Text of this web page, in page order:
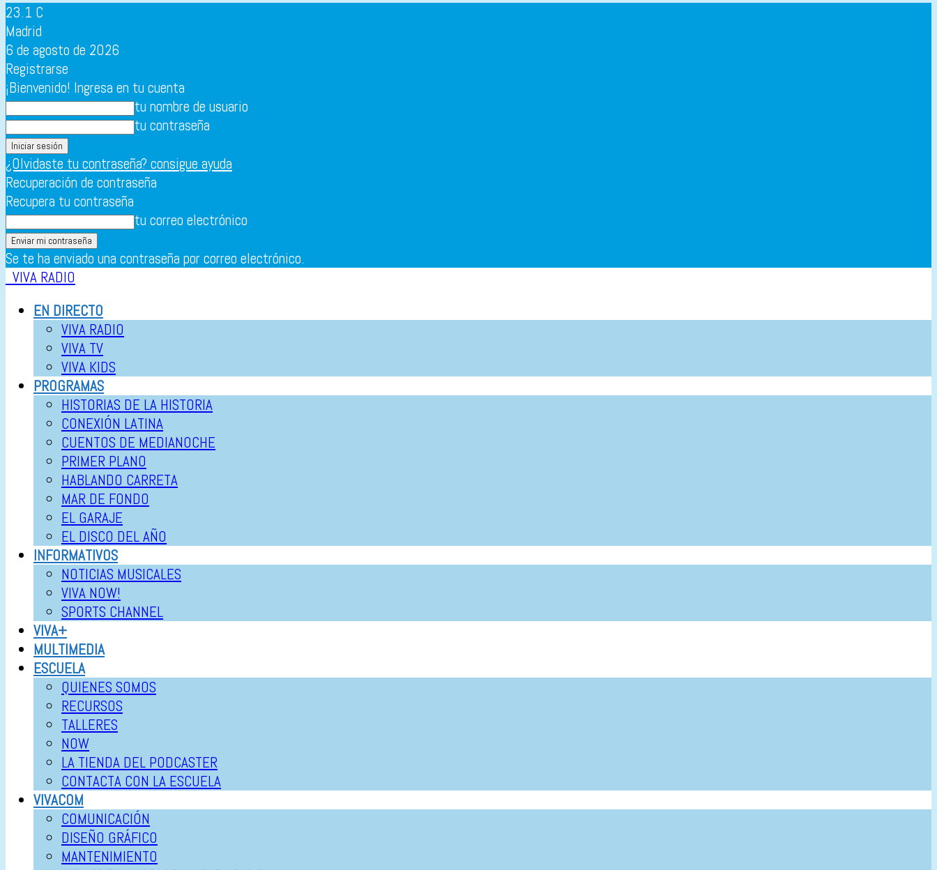
23.1 C
Madrid
6 de agosto de 2026
Registrarse
¡Bienvenido! Ingresa en tu cuenta
tu nombre de usuario
tu contraseña
¿Olvidaste tu contraseña? consigue ayuda
Recuperación de contraseña
Recupera tu contraseña
tu correo electrónico
Se te ha enviado una contraseña por correo electrónico.
VIVA RADIO
EN DIRECTO
VIVA RADIO
VIVA TV
VIVA KIDS
PROGRAMAS
HISTORIAS DE LA HISTORIA
CONEXIÓN LATINA
CUENTOS DE MEDIANOCHE
PRIMER PLANO
HABLANDO CARRETA
MAR DE FONDO
EL GARAJE
EL DISCO DEL AÑO
INFORMATIVOS
NOTICIAS MUSICALES
VIVA NOW!
SPORTS CHANNEL
VIVA+
MULTIMEDIA
ESCUELA
QUIENES SOMOS
RECURSOS
TALLERES
NOW
LA TIENDA DEL PODCASTER
CONTACTA CON LA ESCUELA
VIVACOM
COMUNICACIÓN
DISEÑO GRÁFICO
MANTENIMIENTO